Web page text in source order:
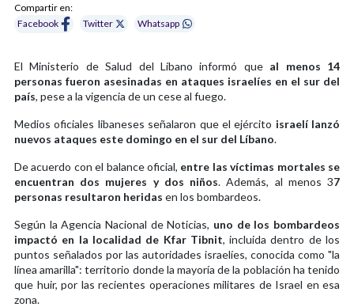
Compartir en:
Facebook
Twitter Whatsapp
El Ministerio de Salud del Líbano informó queal menos 14
personas fueron asesinadas en ataques israelíes en el sur del
país, pese a la vigencia de un cese al fuego.
Medios oficiales libaneses señalaron que el ejército israelí lanzó
nuevos ataques este domingo en el sur del Líbano.
De acuerdo con el balance oficial, entre las víctimas mortales se
encuentran dos mujeres y dos niños. Además, al menos 37
personas resultaron heridas en los bombardeos.
Según la Agencia Nacional de Noticias, uno de los bombardeos
impactó en la localidad de Kfar Tibnit, incluida dentro de los
puntos señalados por las autoridades israelíes, conocida como "la
línea amarilla": territorio donde la mayoría de la población ha tenido
que huir, por las recientes operaciones militares de Israel en esa
zona.